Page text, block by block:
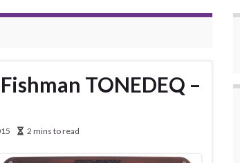
TONEDEQ –
2 mins to read